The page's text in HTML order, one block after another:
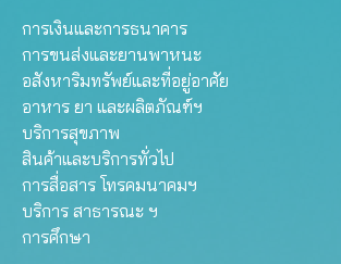
การเงินและการธนาคาร
การขนส่งและยานพาหนะ
อสังหาริมทรัพย์และที่อยู่อาศัย
อาหาร ยา และผลิตภัณฑ์ฯ
บริการสุขภาพ
สินค้าและบริการทั่วไป
การสื่อสาร โทรคมนาคมฯ
บริการ สาธารณะ ฯ
การศึกษา